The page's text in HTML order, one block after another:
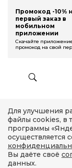
Промокод -10%
первый заказ в
мобильном
приложении
Скачайте
промокод на свой
Для улучшения
файлы cookies, в
программы
осуществляется
Вы даёте своё
данных.